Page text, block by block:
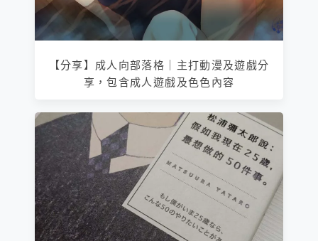
【分享】成人向部落格｜主打動漫及遊戲分
享，包含成人遊戲及色色內容